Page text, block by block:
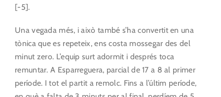
[-5].
Una vegada més, i això també s’ha convertit en una
tònica que es repeteix, ens costa mossegar des del
minut zero. L’equip surt adormit i després toca
remuntar. A Esparreguera, parcial de 17 a 8 al primer
període. I tot el partit a remolc. Fins a l’últim període,